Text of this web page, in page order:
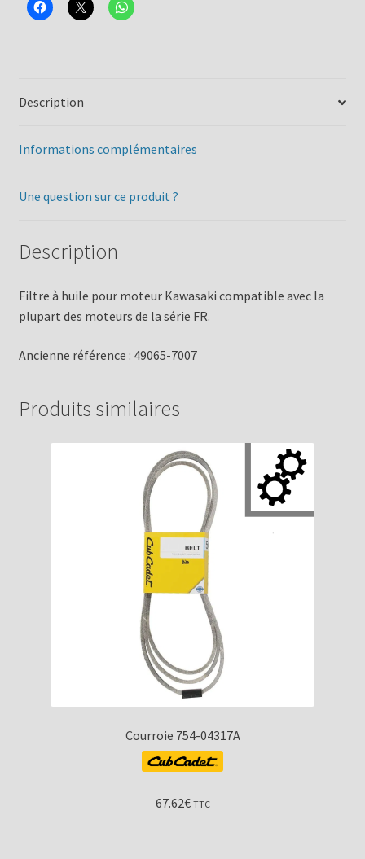
Description
Informations complémentaires
Une question sur ce produit ?
Description
Filtre à huile pour moteur Kawasaki compatible avec la
plupart des moteurs de la série FR.
Ancienne référence : 49065-7007
Produits similaires
Courroie 754-04317A
67.62€ TTC